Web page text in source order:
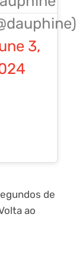
3,
de
ao